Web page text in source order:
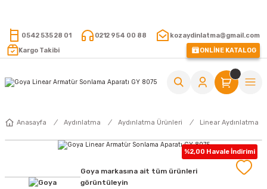
0542 535 28 01 0212 954 00 88
kozaydinlatma@gmail.com
Kargo Takibi
ONLİNE KATALOG
Anasayfa Aydınlatma Aydınlatma Ürünleri Linear Aydınlatma
%2,00 Havale İndirimi
Goya markasına ait tüm ürünleri
görüntüleyin